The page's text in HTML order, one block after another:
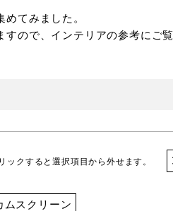
てみました。
ので、インテリアの参考にご覧
ックすると選択項目から外せます。
ムスクリーン